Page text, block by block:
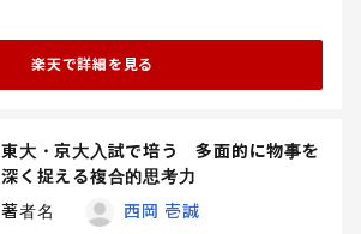
楽天で詳細を見る
東大・京大入試で培う 多面的に物事を
深く捉える複合的思考力
著者名
西岡 壱誠